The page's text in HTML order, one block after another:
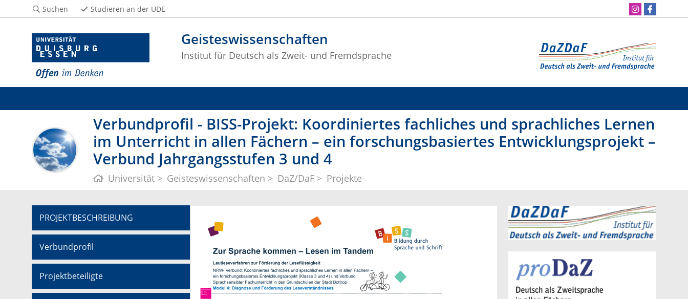
Geisteswissenschaften
Institut für Deutsch als Zweit- und Fremdsprache
Suchen Studieren an der UDE
Verbundprofil - BISS-Projekt: Koordiniertes fachliches und sprachliches Lernen
im Unterricht in allen Fächern – ein forschungsbasiertes Entwicklungsprojekt –
Verbund Jahrgangsstufen 3 und 4
Universität Geisteswissenschaften DaZ/DaF Projekte
PROJEKTBESCHREIBUNG
Verbundprofil
Projektbeteiligte